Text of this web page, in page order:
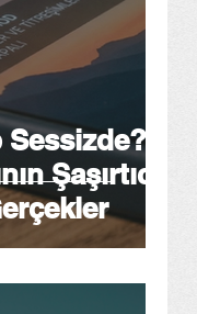
Sessizde?
Şaşırtıcı